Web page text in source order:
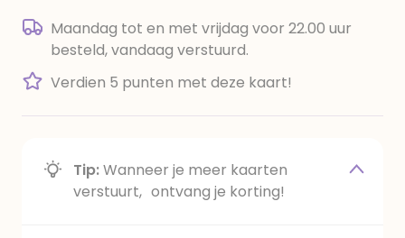
Maandag tot en met vrijdag voor 22.00 uur
besteld, vandaag verstuurd.
Verdien 5 punten met deze kaart!
Tip:Wanneer je meer kaarten
verstuurt, ontvang je korting!